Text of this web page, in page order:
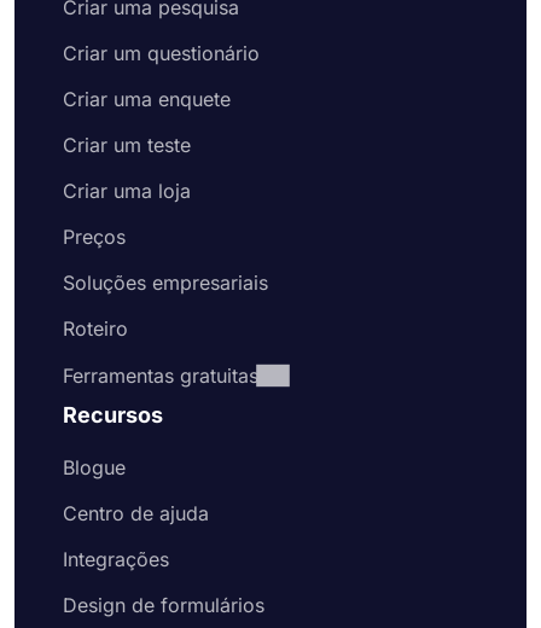
Criar uma pesquisa
Criar um questionário
Criar uma enquete
Criar um teste
Criar uma loja
Preços
Soluções empresariais
Roteiro
Ferramentas gratuitas
Recursos
Blogue
Centro de ajuda
Integrações
Design de formulários